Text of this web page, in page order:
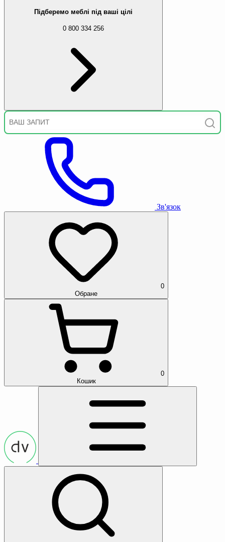
Підберемо меблі під ваші цілі
0 800 334 256
Зв'язок
0
Обране
0
Кошик